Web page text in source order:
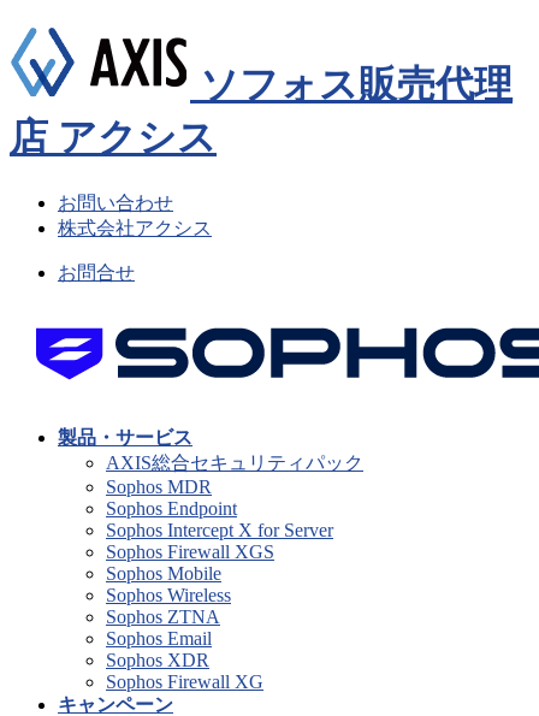
ソフォス販売代理
店 アクシス
お問い合わせ
株式会社アクシス
お問合せ
製品・サービス
AXIS総合セキュリティパック
Sophos MDR
Sophos Endpoint
Sophos Intercept X for Server
Sophos Firewall XGS
Sophos Mobile
Sophos Wireless
Sophos ZTNA
Sophos Email
Sophos XDR
Sophos Firewall XG
キャンペーン